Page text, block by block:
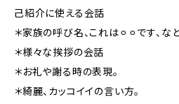
己紹介に使える会話
＊家族の呼び名、これは⚪︎⚪︎です、な
＊様々な挨拶の会話
＊お礼や謝る時の表現。
＊綺麗、カッコイイの言い方。